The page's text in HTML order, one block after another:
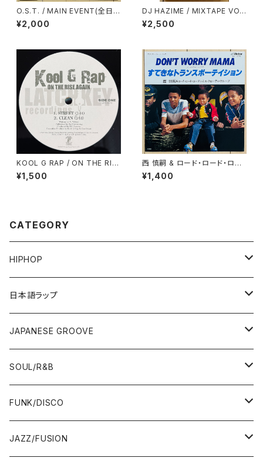
O.S.T. / MAIN EVENT(全日本
プロレス・テーマ・ソング・コレク
ション)
¥2,000
DJ HAZIME / MIXTAPE VO
L.7
¥2,500
KOOL G RAP / ON THE RIS
E AGAIN
¥1,500
西 慎嗣 & ロード・ロード・ロー
ディ・ミス・クローディ・グループ
/ DON'T WORRY MAMA
¥1,400
CATEGORY
HIPHOP
12"/7"
80'S OLD SCHOOL
EARLY 90'S MIDDLE〜NEW SCHOOL
LP
80'S OLD SCHOOL
EARLY 90'S MIDDLE〜NEW SCHOOL
日本語ラップ
12"/7"
80'S OLD SCHOOL〜EARLY 90'S
MID〜LATE 90'S
LP
80'S OLD SCHOOL〜EARLY 90'S
MID〜LATE 90'S
CD/TAPE
CD-R/DEMO/SAMPLE
JAPANESE GROOVE
LP
60'S/70'S
80'S
7"/12"
60'S/70'S
SOUL/R&B
LP
60'S/70'S
12"/7"
FUNK/DISCO
LP
JAZZ/FUSION